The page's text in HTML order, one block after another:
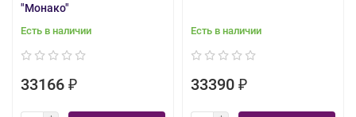
"Монако"
Есть в наличии
33166 ₽
Есть в наличии
33390 ₽